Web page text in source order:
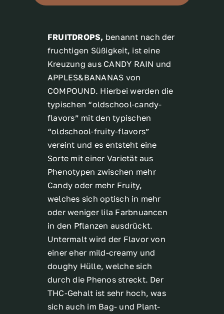
FRUITDROPS, benannt nach der
fruchtigen Süßigkeit, ist eine
Kreuzung aus CANDY RAIN und
APPLES&BANANAS von
COMPOUND. Hierbei werden die
typischen “oldschool-candy-
flavors” mit den typischen
“oldschool-fruity-flavors”
vereint und es entsteht eine
Sorte mit einer Varietät aus
Phenotypen zwischen mehr
Candy oder mehr Fruity,
welches sich optisch in mehr
oder weniger lila Farbnuancen
in den Pflanzen ausdrückt.
Untermalt wird der Flavor von
einer eher mild-creamy und
doughy Hülle, welche sich
durch die Phenos streckt. Der
THC-Gehalt ist sehr hoch, was
sich auch im Bag- und Plant-